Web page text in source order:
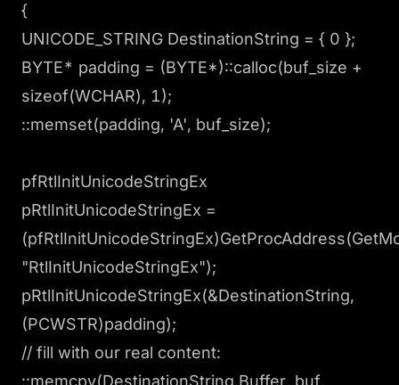
{
UNICODE_STRING DestinationString = { 0 };
BYTE* padding = (BYTE*)::calloc(buf_size +
sizeof(WCHAR), 1);
::memset(padding, 'A', buf_size);
pfRtlInitUnicodeStringEx
pRtlInitUnicodeStringEx =
"RtlInitUnicodeStringEx");
pRtlInitUnicodeStringEx(&DestinationString,
(PCWSTR)padding);
// fill with our real content:
::memcpy(DestinationString.Buffer, buf,